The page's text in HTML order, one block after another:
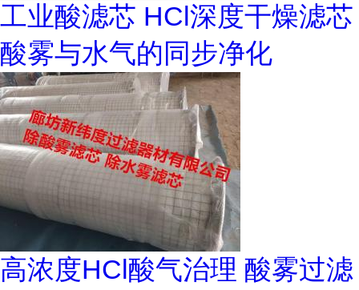
工业酸滤芯 HCl深度干燥滤芯
酸雾与水气的同步净化
高浓度HCl酸气治理 酸雾过滤